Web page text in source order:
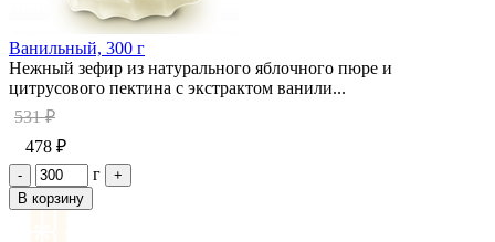
Ванильный, 300 г
Нежный зефир из натурального яблочного пюре и
цитрусового пектина с экстрактом ванили...
531 ₽
478 ₽
- г
+
В корзину